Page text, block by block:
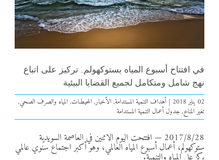
في افتتاح أسبوع المياه بستوكهولم.. تركيز على اتباع
نهج شامل ومتكامل لجميع القضايا البيئية
02 يناير 2018 | أهداف التنمية المستدامة,الأخبار,المحيطـات,المياه والصرف الصحي,
تغير المناخ,جدول أعمال التنمية المستدامة
2017/8/28 — افتتحت اليوم الاثنين في العاصمة السويدية
ستوكهولم، أعمال أسبوع المياه العالمي، وهو أكبر اجتماع سنوي عالمي